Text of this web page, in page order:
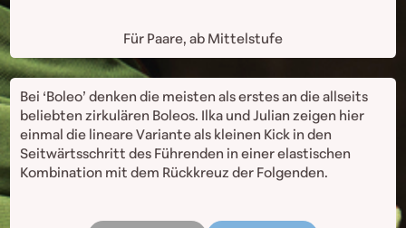
Für Paare, ab Mittelstufe
Bei ‘Boleo’ denken die meisten als erstes an die allseits
beliebten zirkulären Boleos. Ilka und Julian zeigen hier
einmal die lineare Variante als kleinen Kick in den
Seitwärtsschritt des Führenden in einer elastischen
Kombination mit dem Rückkreuz der Folgenden.